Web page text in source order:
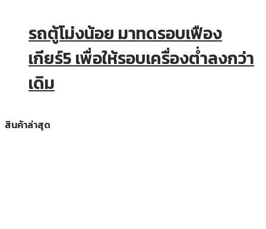
รถตู้โม่งน้อย มาทดรอบเฟือง
เกียร์5 เพื่อให้รอบเครื่องต่ำลงกว่า
เดิม
สินค้าล่าสุด